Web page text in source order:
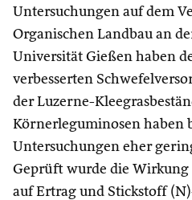
Untersuchungen auf dem
Organischen Landbau an
Universität Gießen haben
verbesserten
der Luzerne-
Körnerleguminosen haben
Untersuchungen eher
Geprüft wurde die
auf Ertrag und Stickstoff